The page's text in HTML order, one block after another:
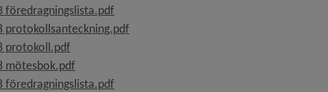
föredragningslista.pdf, 204.7 kB, öppnas i nytt fönster.
protokollsanteckning.pdf, 254.9 kB, öppnas i nytt fönster.
protokoll.pdf, 222.5 kB, öppnas i nytt fönster.
mötesbok.pdf, 6.1 MB, öppnas i nytt fönster.
föredragningslista.pdf, 206.9 kB, öppnas i nytt fönster.